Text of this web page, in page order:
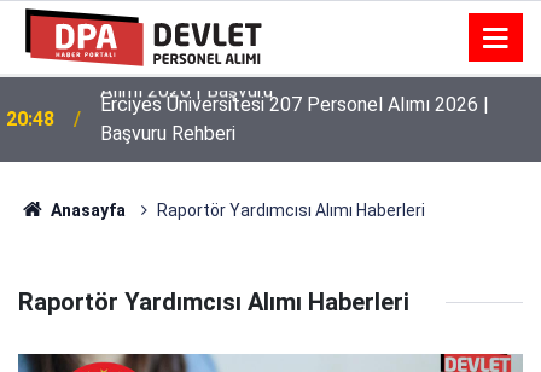
20:53
Karamanoğlu Mehmetbey Üniversitesi 36 Personel
Alımı 2026 | Başvuru
20:48
Erciyes Üniversitesi 207 Personel Alımı 2026 |
Başvuru Rehberi
Anasayfa Raportör Yardımcısı Alımı Haberleri
Raportör Yardımcısı Alımı Haberleri